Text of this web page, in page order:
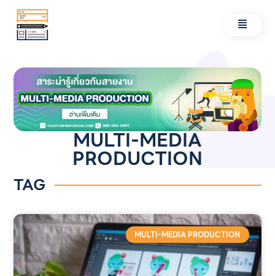
MULTI-MEDIA
PRODUCTION
TAG
MULTI-MEDIA PRODUCTION